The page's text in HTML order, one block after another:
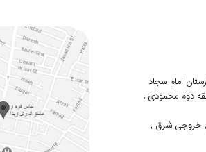
امام سجاد
، طبقه دوم محمودی ،
, خروجی شرق ,